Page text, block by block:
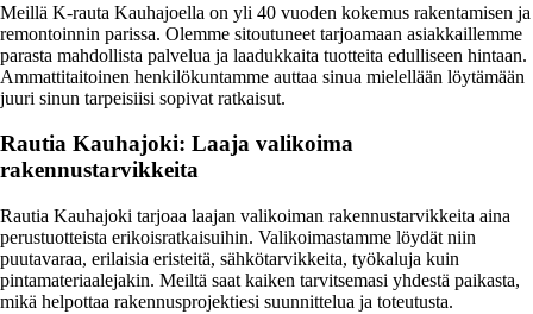
Meillä K-rauta Kauhajoella on yli 40 vuoden kokemus rakentamisen ja
remontoinnin parissa. Olemme sitoutuneet tarjoamaan asiakkaillemme
parasta mahdollista palvelua ja laadukkaita tuotteita edulliseen hintaan.
Ammattitaitoinen henkilökuntamme auttaa sinua mielellään löytämään
juuri sinun tarpeisiisi sopivat ratkaisut.
Rautia Kauhajoki: Laaja valikoima
rakennustarvikkeita
Rautia Kauhajoki tarjoaa laajan valikoiman rakennustarvikkeita aina
perustuotteista erikoisratkaisuihin. Valikoimastamme löydät niin
puutavaraa, erilaisia eristeitä, sähkötarvikkeita, työkaluja kuin
pintamateriaalejakin. Meiltä saat kaiken tarvitsemasi yhdestä paikasta,
mikä helpottaa rakennusprojektiesi suunnittelua ja toteutusta.